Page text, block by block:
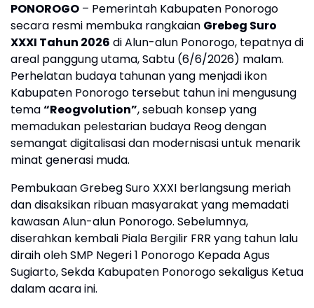
PONOROGO – Pemerintah Kabupaten Ponorogo
secara resmi membuka rangkaian Grebeg Suro
XXXI Tahun 2026 di Alun-alun Ponorogo, tepatnya di
areal panggung utama, Sabtu (6/6/2026) malam.
Perhelatan budaya tahunan yang menjadi ikon
Kabupaten Ponorogo tersebut tahun ini mengusung
tema“Reogvolution”, sebuah konsep yang
memadukan pelestarian budaya Reog dengan
semangat digitalisasi dan modernisasi untuk menarik
minat generasi muda.
Pembukaan Grebeg Suro XXXI berlangsung meriah
dan disaksikan ribuan masyarakat yang memadati
kawasan Alun-alun Ponorogo. Sebelumnya,
diserahkan kembali Piala Bergilir FRR yang tahun lalu
diraih oleh SMP Negeri 1 Ponorogo Kepada Agus
Sugiarto, Sekda Kabupaten Ponorogo sekaligus Ketua
dalam acara ini.